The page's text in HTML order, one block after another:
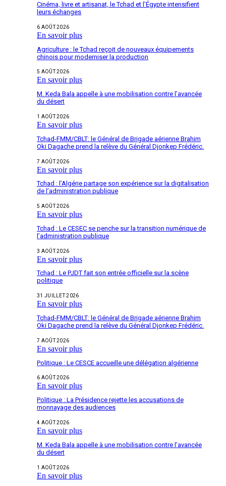
Cinéma, livre et artisanat, le Tchad et l’Égypte intensifient
leurs échanges
6 AOÛT 2026
En savoir plus
Agriculture : le Tchad reçoit de nouveaux équipements
chinois pour moderniser la production
5 AOÛT 2026
En savoir plus
M. Keda Bala appelle à une mobilisation contre l’avancée
du désert
1 AOÛT 2026
En savoir plus
Tchad-FMM/CBLT: le Général de Brigade aérienne Brahim
Oki Dagache prend la relève du Général Djonkep Frédéric.
7 AOÛT 2026
En savoir plus
Tchad : l’Algérie partage son expérience sur la digitalisation
de l’administration publique
5 AOÛT 2026
En savoir plus
Tchad : Le CESEC se penche sur la transition numérique de
l’administration publique
3 AOÛT 2026
En savoir plus
Tchad : Le PJDT fait son entrée officielle sur la scène
politique
31 JUILLET 2026
En savoir plus
Tchad-FMM/CBLT: le Général de Brigade aérienne Brahim
Oki Dagache prend la relève du Général Djonkep Frédéric.
7 AOÛT 2026
En savoir plus
Politique : Le CESCE accueille une délégation algérienne
6 AOÛT 2026
En savoir plus
Politique : La Présidence rejette les accusations de
monnayage des audiences
4 AOÛT 2026
En savoir plus
M. Keda Bala appelle à une mobilisation contre l’avancée
du désert
1 AOÛT 2026
En savoir plus